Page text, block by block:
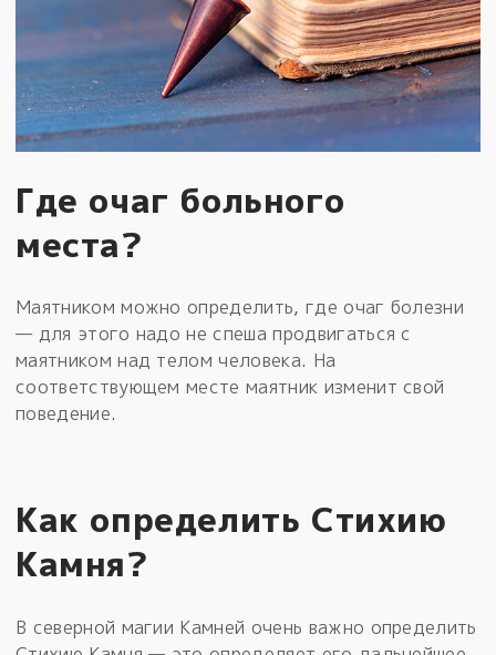
Где очаг больного
места?
Маятником можно определить, где очаг болезни
— для этого надо не спеша продвигаться с
маятником над телом человека. На
соответствующем месте маятник изменит свой
поведение.
Как определить Стихию
Камня?
В северной магии Камней очень важно определить